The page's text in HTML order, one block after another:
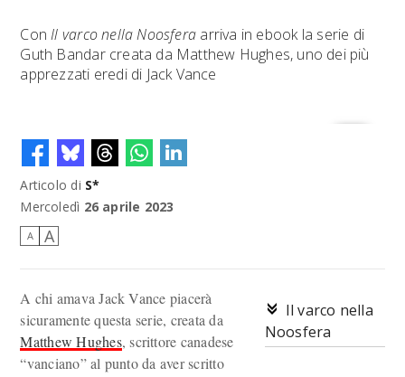
ConIl varco nella Noosfera arriva in ebook la serie di
Guth Bandar creata da Matthew Hughes, uno dei più
apprezzati eredi di Jack Vance
Articolo di S*
Mercoledì 26 aprile 2023
A A
Il varco nella
Noosfera
A chi amava Jack Vance piacerà
sicuramente questa serie, creata da
Matthew Hughes, scrittore canadese
“vanciano” al punto da aver scritto